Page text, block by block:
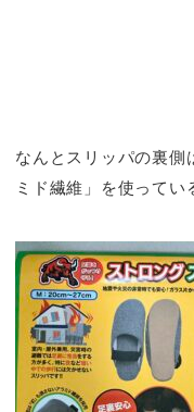
なんとスリッパの裏側
ミド繊維」を使ってい